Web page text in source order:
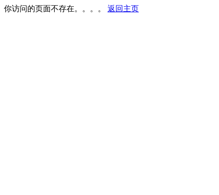
你访问的页面不存在。。。。 返回主页